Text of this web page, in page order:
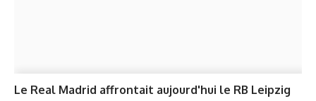
Le Real Madrid affrontait aujourd'hui le RB Leipzig